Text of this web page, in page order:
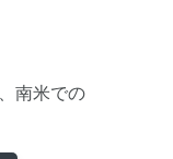
南米での